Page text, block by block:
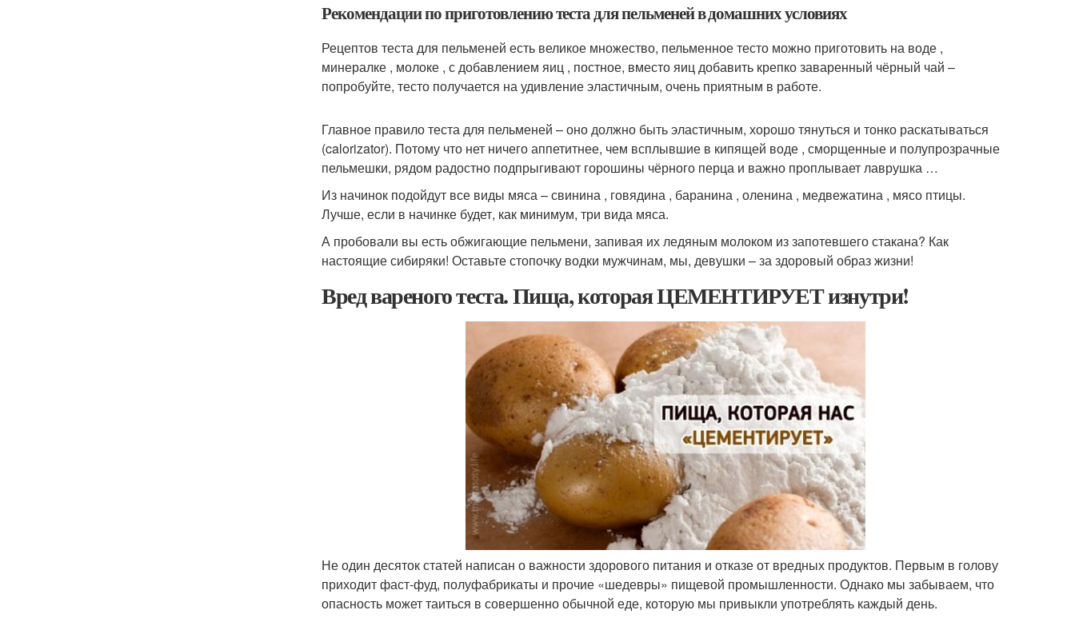
Рекомендации по приготовлению теста для пельменей в домашних условиях
Рецептов теста для пельменей есть великое множество, пельменное тесто можно приготовить на воде ,
минералке , молоке , с добавлением яиц , постное, вместо яиц добавить крепко заваренный чёрный чай –
попробуйте, тесто получается на удивление эластичным, очень приятным в работе.
Главное правило теста для пельменей – оно должно быть эластичным, хорошо тянуться и тонко раскатываться
(calorizator). Потому что нет ничего аппетитнее, чем всплывшие в кипящей воде , сморщенные и полупрозрачные
пельмешки, рядом радостно подпрыгивают горошины чёрного перца и важно проплывает лаврушка …
Из начинок подойдут все виды мяса – свинина , говядина , баранина , оленина , медвежатина , мясо птицы.
Лучше, если в начинке будет, как минимум, три вида мяса.
А пробовали вы есть обжигающие пельмени, запивая их ледяным молоком из запотевшего стакана? Как
настоящие сибиряки! Оставьте стопочку водки мужчинам, мы, девушки – за здоровый образ жизни!
Вред вареного теста. Пища, которая ЦЕМЕНТИРУЕТ изнутри!
Не один десяток статей написан о важности здорового питания и отказе от вредных продуктов. Первым в голову
приходит фаст-фуд, полуфабрикаты и прочие «шедевры» пищевой промышленности. Однако мы забываем, что
опасность может таиться в совершенно обычной еде, которую мы привыкли употреблять каждый день.